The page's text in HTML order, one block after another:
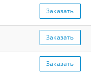
Заказать
Заказать
Заказать